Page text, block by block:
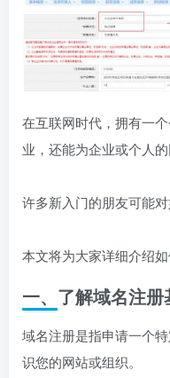
在互联网时代，拥有一
业，还能为企业或个人
许多新入门的朋友可能对
本文将为大家详细介绍如
一、了解域名注
域名注册是指申请一个
识您的网站或组织。